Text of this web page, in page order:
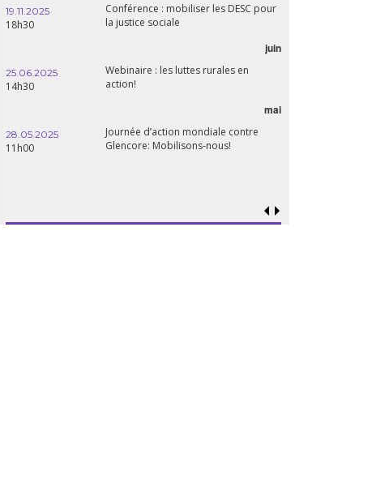
19.11.2025
18h30
Conférence : mobiliser les DESC pour
la justice sociale
juin
25.06.2025
14h30
Webinaire : les luttes rurales en
action!
mai
28.05.2025
11h00
Journée d’action mondiale contre
Glencore: Mobilisons-nous!